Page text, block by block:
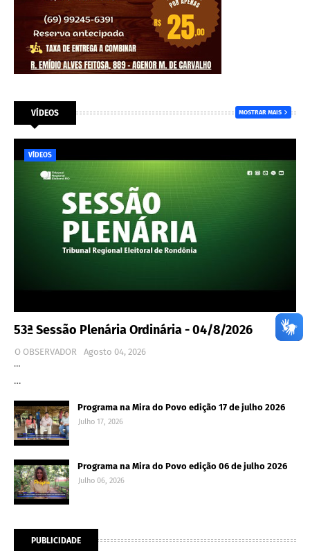
VÍDEOS MOSTRAR MAIS
VÍDEOS
53ª Sessão Plenária Ordinária - 04/8/2026
O OBSERVADOR
Agosto 04, 2026
…
…
Programa na Mira do Povo edição 17 de julho 2026
Julho 17, 2026
Programa na Mira do Povo edição 06 de julho 2026
Julho 06, 2026
PUBLICIDADE